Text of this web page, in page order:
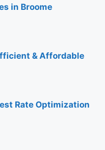
in Broome
& Affordable
Rate Optimization